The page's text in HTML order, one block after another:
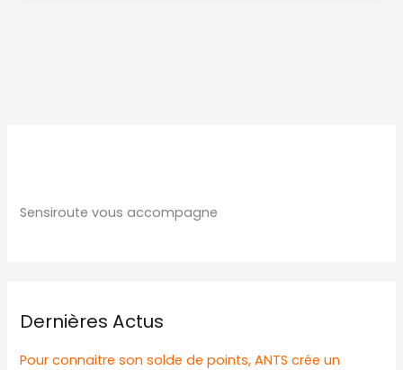
Sensiroute vous accompagne
Dernières Actus
Pour connaitre son solde de points, ANTS crée un